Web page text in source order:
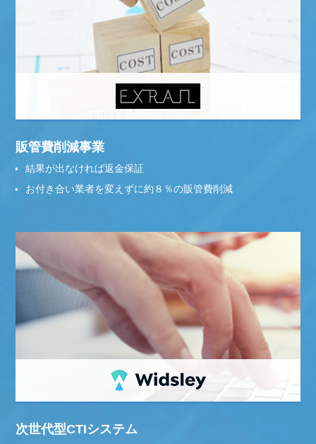
販管費削減事業
結果が出なければ返金保証
お付き合い業者を変えずに約８％の販管費削減
次世代型CTIシステム